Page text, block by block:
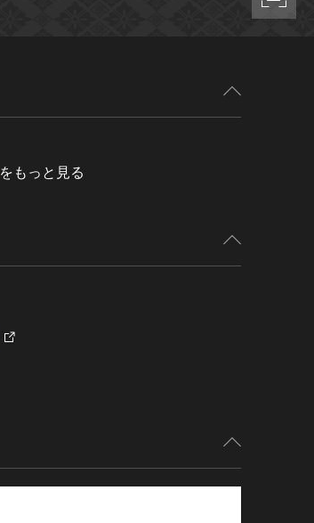
をもっと見る